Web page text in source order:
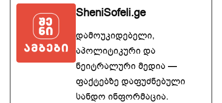
SheniSofeli.ge
დამოუკიდებელი,
აპოლიტიკური და
ნეიტრალური მედია —
ფაქტებზე დაფუძნებული
სანდო ინფორმაცია.